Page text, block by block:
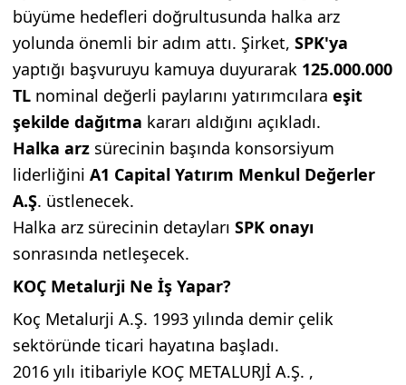
büyüme hedefleri doğrultusunda halka arz
yolunda önemli bir adım attı. Şirket, SPK'ya
yaptığı başvuruyu kamuya duyurarak 125.000.000
TL nominal değerli paylarını yatırımcılara eşit
şekilde dağıtma kararı aldığını açıkladı.
Halka arz sürecinin başında konsorsiyum
liderliğini A1 Capital Yatırım Menkul Değerler
A.Ş. üstlenecek.
Halka arz sürecinin detayları SPK onayı
sonrasında netleşecek.
KOÇ Metalurji Ne İş Yapar?
Koç Metalurji A.Ş. 1993 yılında demir çelik
sektöründe ticari hayatına başladı.
2016 yılı itibariyle KOÇ METALURJİ A.Ş. ,